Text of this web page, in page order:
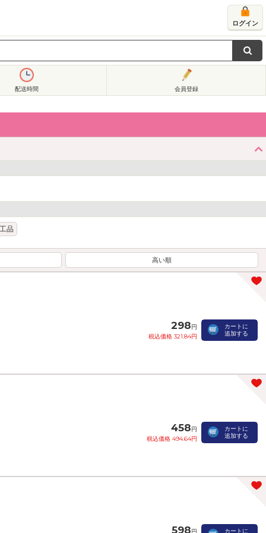
ログイン
配送時間 会員登録
品
高い順
298円
税込価格 321.84円
カートに
追加する
458円
税込価格 494.64円
カートに
追加する
598円 カートに